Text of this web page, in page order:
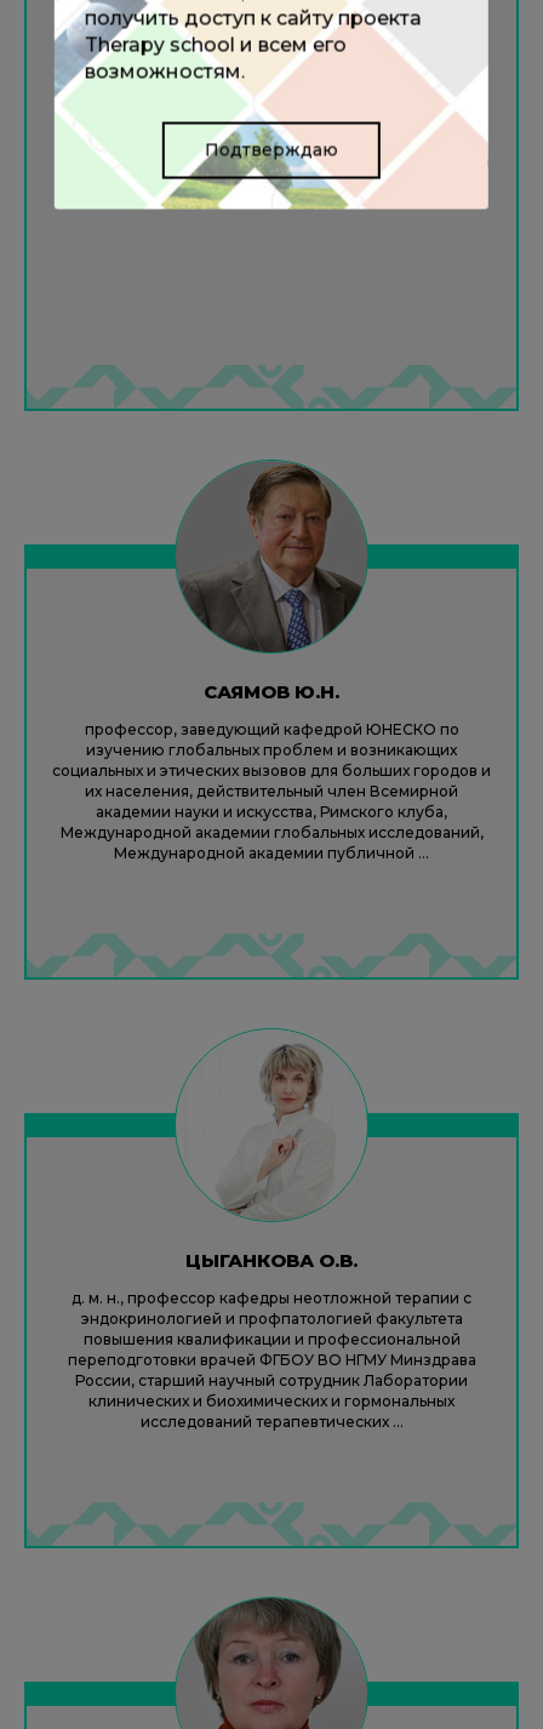
НОВОЖИЛОВ А.В.
консультант Глобального координационного механизма
ВОЗ по борьбе с неинфекционными заболеваниями, г.
Москва
САЯМОВ Ю.Н.
профессор, заведующий кафедрой ЮНЕСКО по
изучению глобальных проблем и возникающих
социальных и этических вызовов для больших городов и
их населения, действительный член Всемирной
академии науки и искусства, Римского клуба,
Международной академии глобальных исследований,
Международной академии публичной ...
ЦЫГАНКОВА О.В.
д. м. н., профессор кафедры неотложной терапии с
эндокринологией и профпатологией факультета
повышения квалификации и профессиональной
переподготовки врачей ФГБОУ ВО НГМУ Минздрава
России, старший научный сотрудник Лаборатории
клинических и биохимических и гормональных
исследований терапевтических ...
получить доступ к сайту проекта
Therapy school и всем его
возможностям.
Подтверждаю